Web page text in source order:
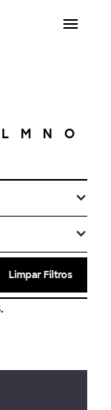
L M N O
Limpar Filtros